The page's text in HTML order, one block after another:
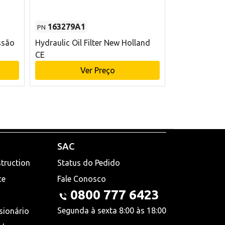
PN 163279A1
Hydraulic Oil Filter New Holland
CE
Ver Preço
SAC
Status do Pedido
Fale Conosco
0800 777 6423
Segunda à sexta 8:00 às 18:00